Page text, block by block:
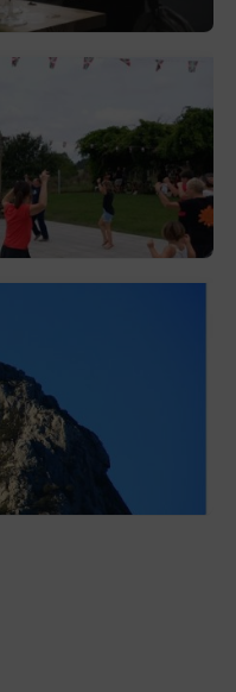
con una cena
eta Larrañaga
exposición en